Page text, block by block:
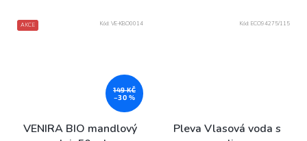
AKCE
149 KČ
–30 %
VENIRA BIO mandlový
Kód: VE-KBO0014
Pleva Vlasová voda s
Kód: ECO94275/115